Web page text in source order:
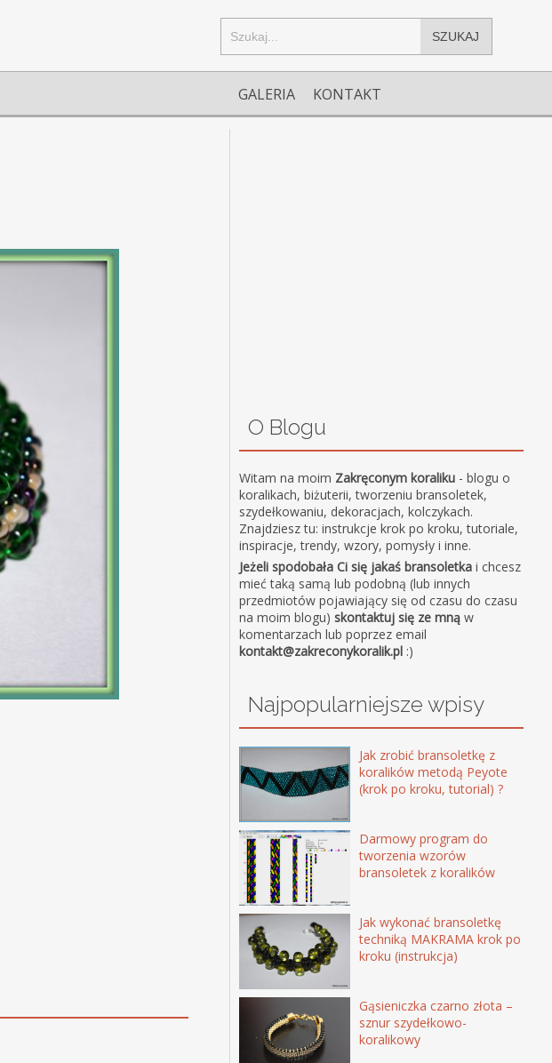
SZUKAJ
GALERIA KONTAKT
O Blogu
Witam na moim Zakręconym koraliku - blogu o
koralikach, biżuterii, tworzeniu bransoletek,
szydełkowaniu, dekoracjach, kolczykach.
Znajdziesz tu: instrukcje krok po kroku, tutoriale,
inspiracje, trendy, wzory, pomysły i inne.
Jeżeli spodobała Ci się jakaś bransoletka i chcesz
mieć taką samą lub podobną (lub innych
przedmiotów pojawiający się od czasu do czasu
na moim blogu)skontaktuj się ze mną w
komentarzach lub poprzez email
kontakt@zakreconykoralik.pl :)
Najpopularniejsze wpisy
Jak zrobić bransoletkę z
koralików metodą Peyote
(krok po kroku, tutorial) ?
Darmowy program do
tworzenia wzorów
bransoletek z koralików
Jak wykonać bransoletkę
techniką MAKRAMA krok po
kroku (instrukcja)
Gąsieniczka czarno złota –
sznur szydełkowo-
koralikowy